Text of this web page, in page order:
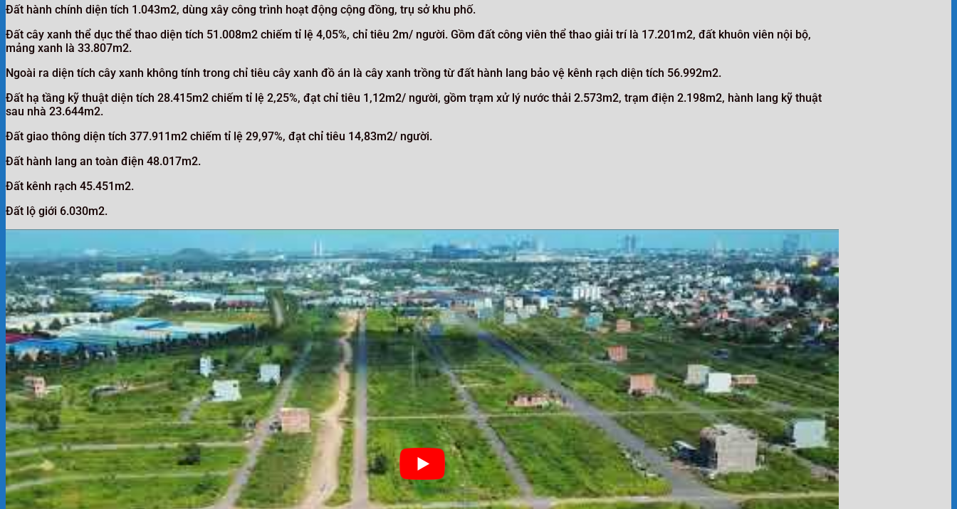
Đất hành chính diện tích 1.043m2, dùng xây công trình hoạt động cộng đồng, trụ sở khu phố.
Đất cây xanh thể dục thể thao diện tích 51.008m2 chiếm tỉ lệ 4,05%, chỉ tiêu 2m/ người. Gồm đất công viên thể thao giải trí là 17.201m2, đất khuôn viên nội bộ,
mảng xanh là 33.807m2.
Ngoài ra diện tích cây xanh không tính trong chỉ tiêu cây xanh đồ án là cây xanh trồng từ đất hành lang bảo vệ kênh rạch diện tích 56.992m2.
Đất hạ tầng kỹ thuật diện tích 28.415m2 chiếm tỉ lệ 2,25%, đạt chỉ tiêu 1,12m2/ người, gồm trạm xử lý nước thải 2.573m2, trạm điện 2.198m2, hành lang kỹ thuật
sau nhà 23.644m2.
Đất giao thông diện tích 377.911m2 chiếm tỉ lệ 29,97%, đạt chỉ tiêu 14,83m2/ người.
Đất hành lang an toàn điện 48.017m2.
Đất kênh rạch 45.451m2.
Đất lộ giới 6.030m2.